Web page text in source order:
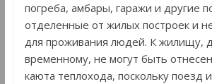
погреба, амбары, гаражи и другие
отделенные от жилых построек и
для проживания людей. К жилищу,
временному, не могут быть
каюта теплохода, поскольку поезд